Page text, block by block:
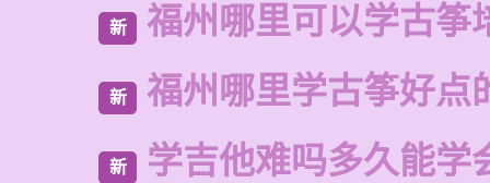
新 福州哪里可以学古筝
新 福州哪里学古筝好点
新 学吉他难吗多久能学